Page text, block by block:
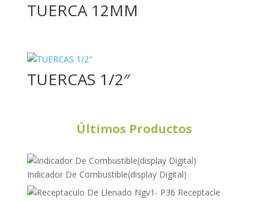
TUERCA 12MM
TUERCAS 1/2″
Últimos Productos
Indicador De Combustible(display Digital)